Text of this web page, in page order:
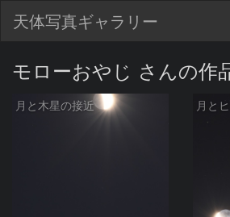
天体写真ギャラリー
モローおやじ さんの作
月と木星の接近 月と